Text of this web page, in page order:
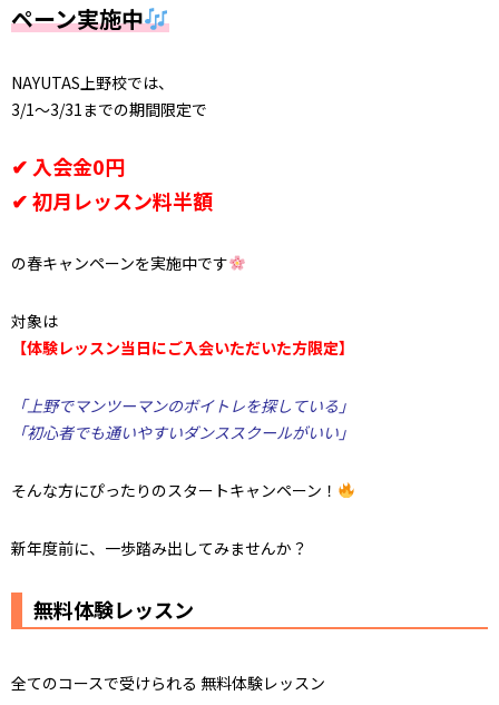
ペーン実施中
NAYUTAS上野校では、
3/1〜3/31までの期間限定で
✔ 入会金0円
✔ 初月レッスン料半額
の春キャンペーンを実施中です
対象は
【体験レッスン当日にご入会いただいた方限定】
「上野でマンツーマンのボイトレを探している」
「初心者でも通いやすいダンススクールがいい」
そんな方にぴったりのスタートキャンペーン！
新年度前に、一歩踏み出してみませんか？
無料体験レッスン
全てのコースで受けられる 無料体験レッスン